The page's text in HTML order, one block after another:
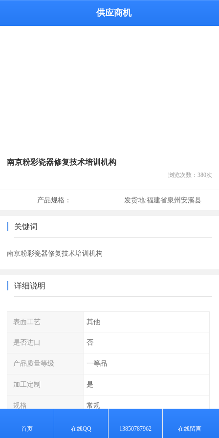
供应商机
南京粉彩瓷器修复技术培训机构
浏览次数： 380次
产品规格： 发货地:福建省泉州安溪县
关键词
南京粉彩瓷器修复技术培训机构
详细说明
表面工艺 其他
是否进口 否
产品质量等级 一等品
加工定制 是
规格 常规
瓷器修复各组材料的比例、使用方法和注意事项
首页 在线QQ 13850787962 在线留言